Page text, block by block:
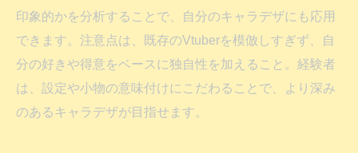
印象的かを分析することで、自分のキャラデザにも応用
できます。注意点は、既存のVtuberを模倣しすぎず、自
分の好きや得意をベースに独自性を加えること。経験者
は、設定や小物の意味付けにこだわることで、より深み
のあるキャラデザが目指せます。